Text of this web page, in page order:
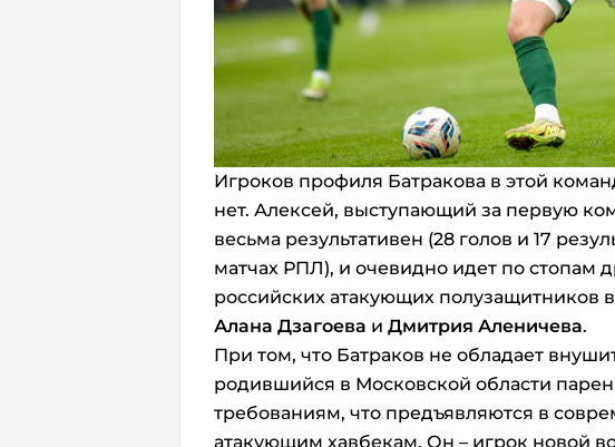
Игроков профиля Батракова в этой
нет. Алексей, выступающий за первую
весьма результативен (28 голов и 17
матчах РПЛ), и очевидно идет по стопам
российских атакующих полузащитников
Алана Дзагоева и Дмитрия Аленичева.
При том, что Батраков не обладает
родившийся в Московской области
требованиям, что предъявляются в
атакующим хавбекам. Он – игрок новой